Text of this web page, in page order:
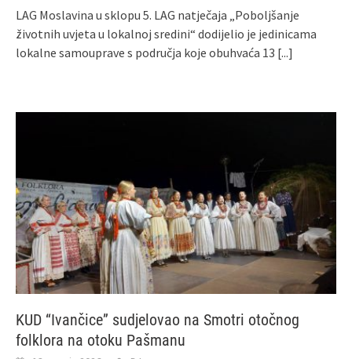
LAG Moslavina u sklopu 5. LAG natječaja „Poboljšanje
životnih uvjeta u lokalnoj sredini“ dodijelio je jedinicama
lokalne samouprave s područja koje obuhvaća 13 [...]
KUD “Ivančice” sudjelovao na Smotri otočnog
folklora na otoku Pašmanu